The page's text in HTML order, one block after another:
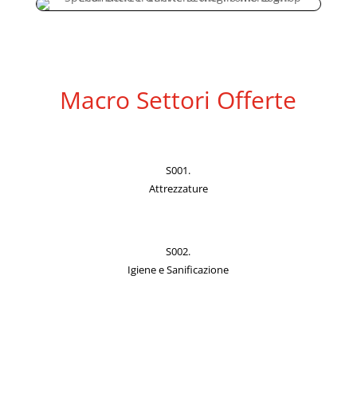
Macro Settori Offerte
S001.
Attrezzature
S002.
Igiene e Sanificazione